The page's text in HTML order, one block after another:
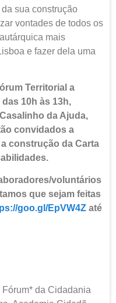
sua construção
vontades de todos os
mais
e fazer dela uma
Territorial a
10h às 13h,
da Ajuda,
convidados a
construção da Carta
voluntários
que sejam feitas
goo.gl/EpVW4Z até
da Cidadania